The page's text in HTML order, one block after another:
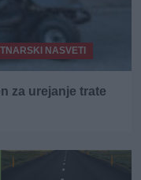
NASVETI
za urejanje trate